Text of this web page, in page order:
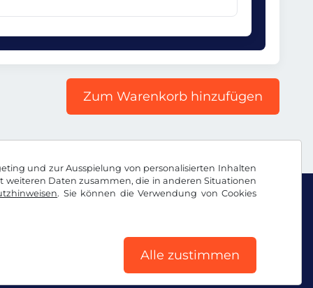
und zur Ausspielung von personalisierten Inhalten
Daten zusammen, die in anderen Situationen
. Sie können die Verwendung von Cookies
Alle zustimmen
Zum Warenkorb hinzufügen